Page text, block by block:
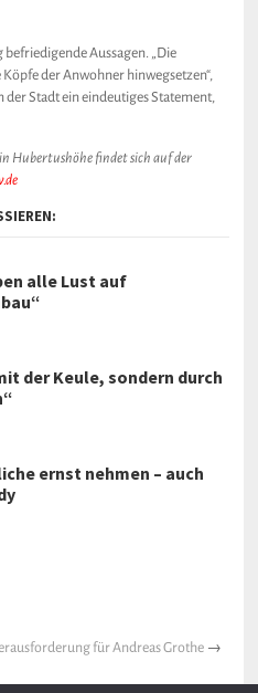
befriedigende Aussagen. „Die
der Anwohner hinwegsetzen“,
Stadt ein eindeutiges Statement,
Hubertushöhe findet sich auf der
alle Lust auf
der Keule, sondern durch
ernst nehmen – auch
für Andreas Grothe →